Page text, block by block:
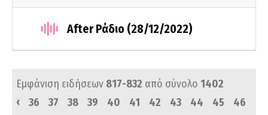
After Ράδιο (28/12/2022)
Εμφάνιση ειδήσεων 817-832 από σύνολο 1402
‹
36 37 38 39 40 41 42 43 44 45
46